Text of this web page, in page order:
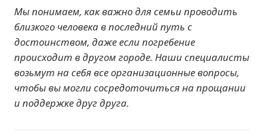
Мы понимаем, как важно для семьи проводить
близкого человека в последний путь с
достоинством, даже если погребение
происходит в другом городе. Наши специалисты
возьмут на себя все организационные вопросы,
чтобы вы могли сосредоточиться на прощании
и поддержке друг друга.